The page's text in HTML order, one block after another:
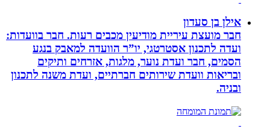
אילן בן סעדון
חבר מועצת עיריית מודיעין מכבים רעות. חבר בוועדות:
ועדה לתכנון אסטרטגי, יו”ר הוועדה למאבק בנגע
הסמים, חבר ועדת נוער, מלגות, אזרחים ותיקים
ובריאות וועדת שירותים חברתיים, ועדת משנה לתכנון